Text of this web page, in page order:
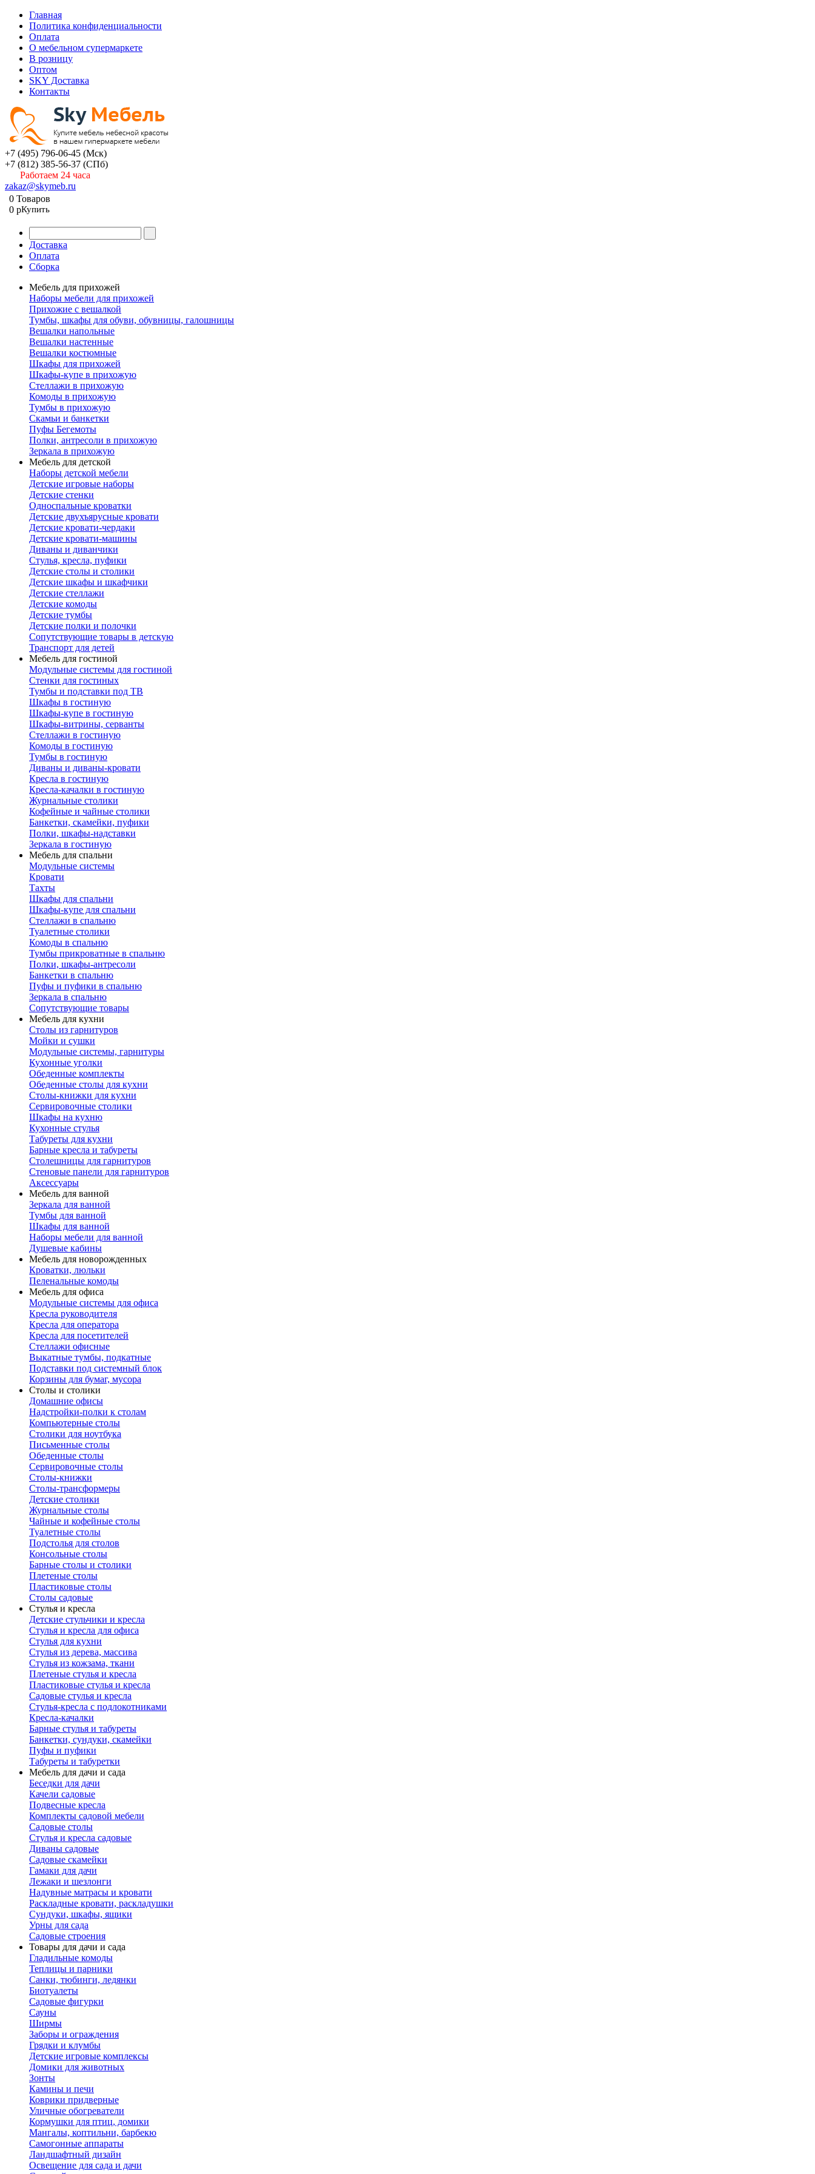
Главная
Политика конфиденциальности
Оплата
О мебельном супермаркете
В розницу
Оптом
SKY Доставка
Контакты
+7 (495) 796-06-45 (Мск)
+7 (812) 385-56-37 (СПб)
Работаем 24 часа
zakaz@skymeb.ru
0 Товаров
0 pКупить
Доставка
Оплата
Сборка
Мебель для прихожей
Наборы мебели для прихожей
Прихожие с вешалкой
Тумбы, шкафы для обуви, обувницы, галошницы
Вешалки напольные
Вешалки настенные
Вешалки костюмные
Шкафы для прихожей
Шкафы-купе в прихожую
Стеллажи в прихожую
Комоды в прихожую
Тумбы в прихожую
Скамьи и банкетки
Пуфы Бегемоты
Полки, антресоли в прихожую
Зеркала в прихожую
Мебель для детской
Наборы детской мебели
Детские игровые наборы
Детские стенки
Односпальные кроватки
Детские двухъярусные кровати
Детские кровати-чердаки
Детские кровати-машины
Диваны и диванчики
Стулья, кресла, пуфики
Детские столы и столики
Детские шкафы и шкафчики
Детские стеллажи
Детские комоды
Детские тумбы
Детские полки и полочки
Сопутствующие товары в детскую
Транспорт для детей
Мебель для гостиной
Модульные системы для гостиной
Стенки для гостиных
Тумбы и подставки под ТВ
Шкафы в гостиную
Шкафы-купе в гостиную
Шкафы-витрины, серванты
Стеллажи в гостиную
Комоды в гостиную
Тумбы в гостиную
Диваны и диваны-кровати
Кресла в гостиную
Кресла-качалки в гостиную
Журнальные столики
Кофейные и чайные столики
Банкетки, скамейки, пуфики
Полки, шкафы-надставки
Зеркала в гостиную
Мебель для спальни
Модульные системы
Кровати
Тахты
Шкафы для спальни
Шкафы-купе для спальни
Стеллажи в спальню
Туалетные столики
Комоды в спальню
Тумбы прикроватные в спальню
Полки, шкафы-антресоли
Банкетки в спальню
Пуфы и пуфики в спальню
Зеркала в спальню
Сопутствующие товары
Мебель для кухни
Столы из гарнитуров
Мойки и сушки
Модульные системы, гарнитуры
Кухонные уголки
Обеденные комплекты
Обеденные столы для кухни
Столы-книжки для кухни
Сервировочные столики
Шкафы на кухню
Кухонные стулья
Табуреты для кухни
Барные кресла и табуреты
Столешницы для гарнитуров
Стеновые панели для гарнитуров
Аксессуары
Мебель для ванной
Зеркала для ванной
Тумбы для ванной
Шкафы для ванной
Наборы мебели для ванной
Душевые кабины
Мебель для новорожденных
Кроватки, люльки
Пеленальные комоды
Мебель для офиса
Модульные системы для офиса
Кресла руководителя
Кресла для оператора
Кресла для посетителей
Стеллажи офисные
Выкатные тумбы, подкатные
Подставки под системный блок
Корзины для бумаг, мусора
Столы и столики
Домашние офисы
Надстройки-полки к столам
Компьютерные столы
Столики для ноутбука
Письменные столы
Обеденные столы
Сервировочные столы
Столы-книжки
Столы-трансформеры
Детские столики
Журнальные столы
Чайные и кофейные столы
Туалетные столы
Подстолья для столов
Консольные столы
Барные столы и столики
Плетеные столы
Пластиковые столы
Столы садовые
Стулья и кресла
Детские стульчики и кресла
Стулья и кресла для офиса
Стулья для кухни
Стулья из дерева, массива
Стулья из кожзама, ткани
Плетеные стулья и кресла
Пластиковые стулья и кресла
Садовые стулья и кресла
Стулья-кресла с подлокотниками
Кресла-качалки
Барные стулья и табуреты
Банкетки, сундуки, скамейки
Пуфы и пуфики
Табуреты и табуретки
Мебель для дачи и сада
Беседки для дачи
Качели садовые
Подвесные кресла
Комплекты садовой мебели
Садовые столы
Стулья и кресла садовые
Диваны садовые
Садовые скамейки
Гамаки для дачи
Лежаки и шезлонги
Надувные матрасы и кровати
Раскладные кровати, раскладушки
Сундуки, шкафы, ящики
Урны для сада
Садовые строения
Товары для дачи и сада
Гладильные комоды
Теплицы и парники
Санки, тюбинги, ледянки
Биотуалеты
Садовые фигурки
Сауны
Ширмы
Заборы и ограждения
Грядки и клумбы
Детские игровые комплексы
Домики для животных
Зонты
Камины и печи
Коврики придверные
Уличные обогреватели
Кормушки для птиц, домики
Мангалы, коптильни, барбекю
Самогонные аппараты
Ландшафтный дизайн
Освещение для сада и дачи